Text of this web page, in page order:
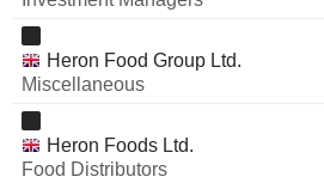
Heron Food Group Ltd.
Miscellaneous
Heron Foods Ltd.
Food Distributors